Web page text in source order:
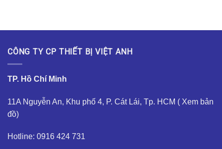
CÔNG TY CP THIẾT BỊ VIỆT ANH
TP. Hồ Chí Minh
11A Nguyễn An, Khu phố 4, P. Cát Lái, Tp. HCM ( Xem bản
đồ)
Hotline: 0916 424 731